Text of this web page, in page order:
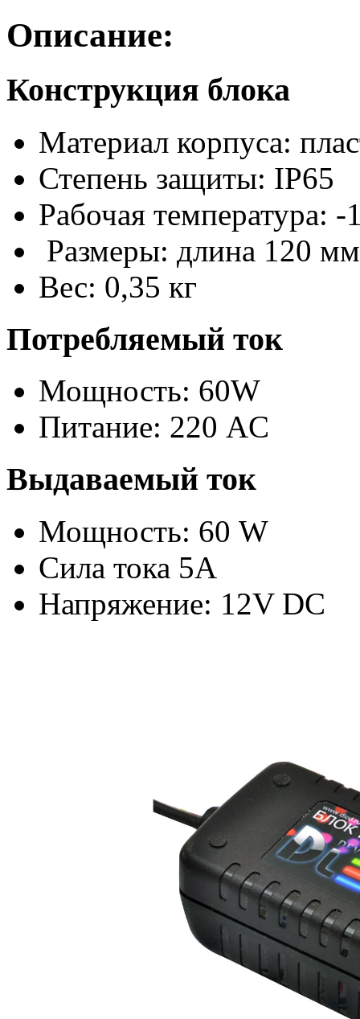
Описание:
Конструкция блока
Материал корпуса:
Степень защиты: IP65
Рабочая температура:
Размеры: длина 120
Вес: 0,35 кг
Потребляемый ток
Мощность: 60W
Питание: 220 AC
Выдаваемый ток
Мощность: 60 W
Сила тока 5А
Напряжение: 12V DC